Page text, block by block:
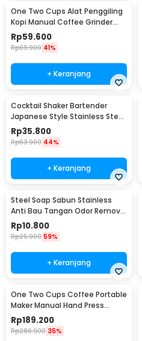
One Two Cups Alat Penggiling
Kopi Manual Coffee Grinder
Portable - WFCG9800
Rp59.600
Rp99.900 41%
+ Keranjang
Cocktail Shaker Bartender
Japanese Style Stainless Steel
200ml
Rp35.800
Rp63.900 44%
+ Keranjang
Steel Soap Sabun Stainless
Anti Bau Tangan Odor Remove
- HW071
Rp10.800
Rp25.900 59%
+ Keranjang
One Two Cups Coffee Portable
Maker Manual Hand Press
Espresso 300ml - T35066
Rp189.200
Rp286.900 35%